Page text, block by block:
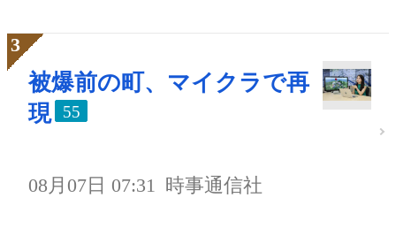
被爆前の町、マイクラで再
現
55
08月07日 07:31 時事通信社